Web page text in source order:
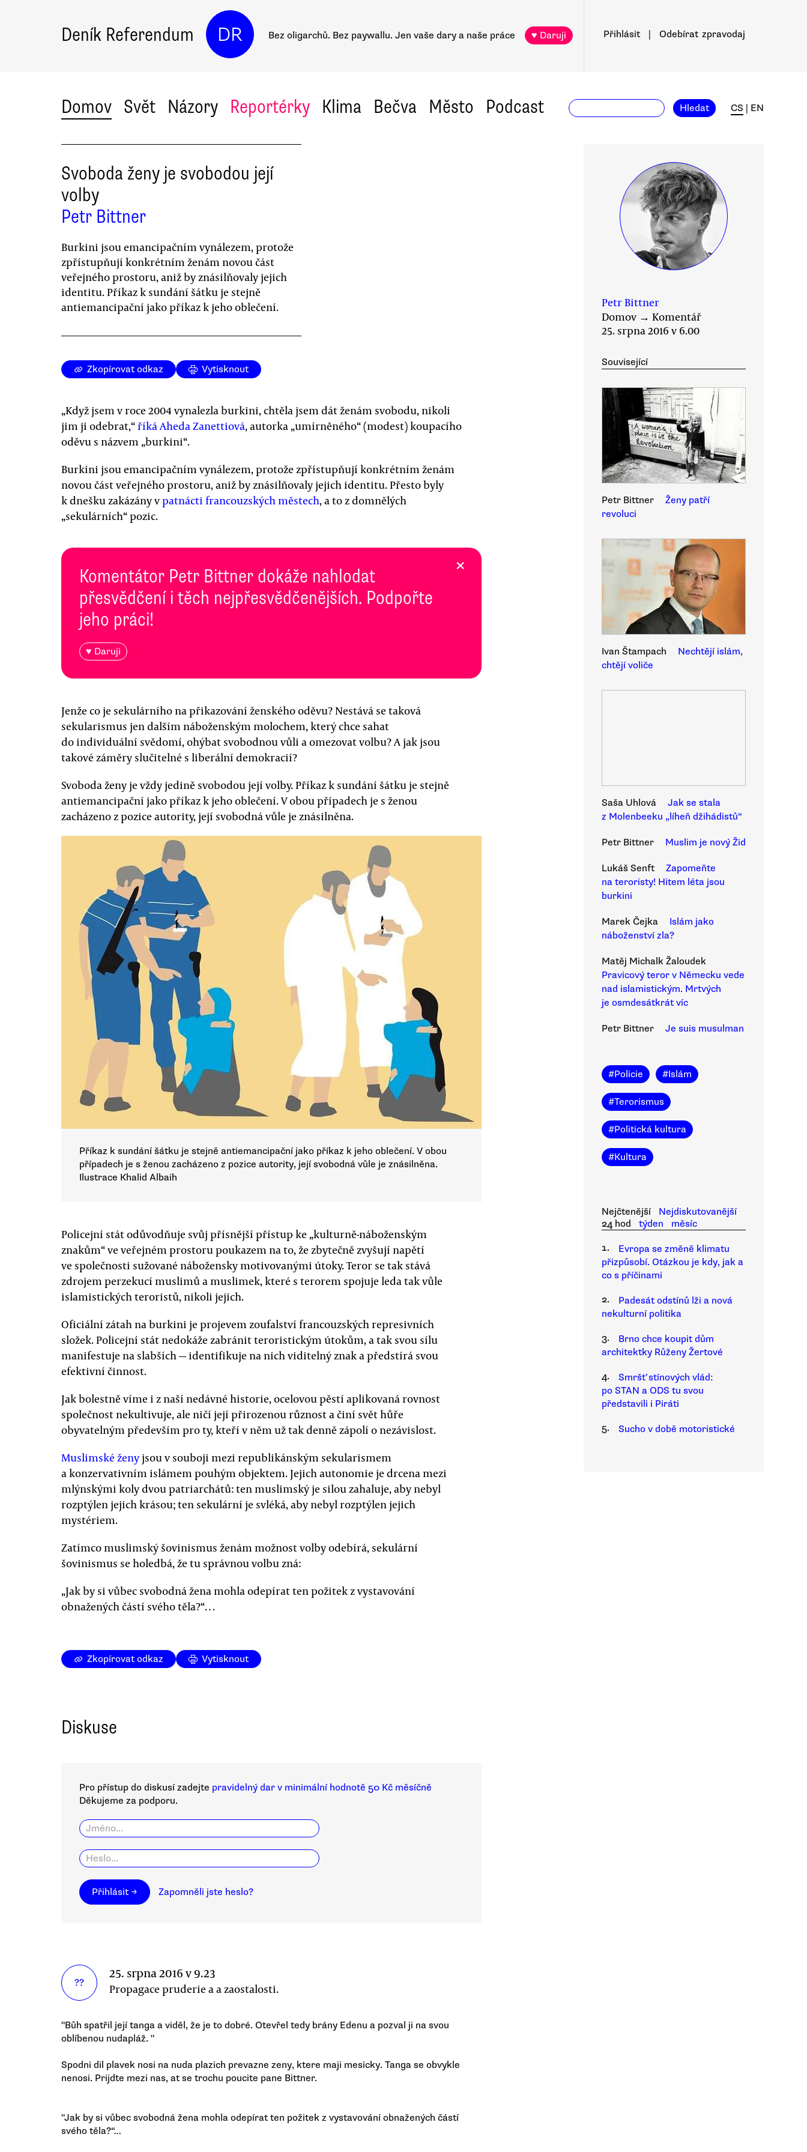
Deník Referendum DR Bez oligarchů. Bez paywallu. Jen vaše dary a naše práce ♥ Daruji Přihlásit Odebírat zpravodaj
Domov Svět Názory Reportérky Klima Bečva Město Podcast Hledat CS EN
Svoboda ženy je svobodou její
volby
Petr Bittner
Burkini jsou emancipačním vynálezem, protože
zpřístupňují konkrétním ženám novou část
veřejného prostoru, aniž by znásilňovaly jejich
identitu. Příkaz k sundání šátku je stejně
antiemancipační jako příkaz k jeho oblečení.
Zkopírovat odkaz Vytisknout
„Když jsem v roce 2004 vynalezla burkini, chtěla jsem dát ženám svobodu, nikoli
jim ji odebrat,“říká Aheda Zanettiová, autorka „umírněného“ (modest) koupacího
oděvu s názvem „burkini“.
Burkini jsou emancipačním vynálezem, protože zpřístupňují konkrétním ženám
novou část veřejného prostoru, aniž by znásilňovaly jejich identitu. Přesto byly
k dnešku zakázány vpatnácti francouzských městech, a to z domnělých
„sekulárních“ pozic.
Komentátor Petr Bittner dokáže nahlodat
přesvědčení i těch nejpřesvědčenějších. Podpořte
jeho práci!
♥ Daruji
×
Jenže co je sekulárního na přikazování ženského oděvu? Nestává se taková
sekularismus jen dalším náboženským molochem, který chce sahat
do individuální svědomí, ohýbat svobodnou vůli a omezovat volbu? A jak jsou
takové záměry slučitelné s liberální demokracií?
Svoboda ženy je vždy jedině svobodou její volby. Příkaz k sundání šátku je stejně
antiemancipační jako příkaz k jeho oblečení. V obou případech je s ženou
zacházeno z pozice autority, její svobodná vůle je znásilněna.
Příkaz k sundání šátku je stejně antiemancipační jako příkaz k jeho oblečení. V obou
případech je s ženou zacházeno z pozice autority, její svobodná vůle je znásilněna.
Ilustrace Khalid Albaih
Policejní stát odůvodňuje svůj přísnější přístup ke „kulturně-náboženským
znakům“ ve veřejném prostoru poukazem na to, že zbytečně zvyšují napětí
ve společnosti sužované nábožensky motivovanými útoky. Teror se tak stává
zdrojem perzekucí muslimů a muslimek, které s terorem spojuje leda tak vůle
islamistických teroristů, nikoli jejich.
Oficiální zátah na burkini je projevem zoufalství francouzských represivních
složek. Policejní stát nedokáže zabránit teroristickým útokům, a tak svou sílu
manifestuje na slabších — identifikuje na nich viditelný znak a předstírá svou
efektivní činnost.
Jak bolestně víme i z naší nedávné historie, ocelovou pěstí aplikovaná rovnost
společnost nekultivuje, ale ničí její přirozenou různost a činí svět hůře
obyvatelným především pro ty, kteří v něm už tak denně zápolí o nezávislost.
Muslimské ženyjsou v souboji mezi republikánským sekularismem
a konzervativním islámem pouhým objektem. Jejich autonomie je drcena mezi
mlýnskými koly dvou patriarchátů: ten muslimský je silou zahaluje, aby nebyl
rozptýlen jejich krásou; ten sekulární je svléká, aby nebyl rozptýlen jejich
mystériem.
Zatímco muslimský šovinismus ženám možnost volby odebírá, sekulární
šovinismus se holedbá, že tu správnou volbu zná:
„Jak by si vůbec svobodná žena mohla odepírat ten požitek z vystavování
obnažených částí svého těla?“…
Petr Bittner
Domov → Komentář
25. srpna 2016 v 6.00
Související
Petr Bittner
Ženy patří
revoluci
Ivan Štampach
Nechtějí islám,
chtějí voliče
Saša Uhlová
Jak se stala
z Molenbeeku „líheň džihádistů“
Petr Bittner Muslim je nový Žid
Lukáš Senft
Zapomeňte
na teroristy! Hitem léta jsou
burkini
Marek Čejka
Islám jako
náboženství zla?
Matěj Michalk Žaloudek
Pravicový teror v Německu vede
nad islamistickým. Mrtvých
je osmdesátkrát víc
Petr Bittner Je suis musulman
#Policie #Islám
#Terorismus
#Politická kultura
#Kultura
Nejčtenější
Nejdiskutovanější
24 hod
týden
měsíc
1.
Evropa se změně klimatu
přizpůsobí. Otázkou je kdy, jak a
co s příčinami
2.
Padesát odstínů lži a nová
nekulturní politika
3.
Brno chce koupit dům
architektky Růženy Žertové
4.
Smršť stínových vlád:
po STAN a ODS tu svou
představili i Piráti
5.
Sucho v době motoristické
Zkopírovat odkaz Vytisknout
Diskuse
Pro přístup do diskusí zadejte pravidelný dar v minimální hodnotě 50 Kč měsíčně
Děkujeme za podporu.
Přihlásit → Zapomněli jste heslo?
??
25. srpna 2016 v 9.23
Propagace pruderie a a zaostalosti.
"Bůh spatřil její tanga a viděl, že je to dobré. Otevřel tedy brány Edenu a pozval ji na svou
oblíbenou nudapláž. "
Spodni dil plavek nosi na nuda plazich prevazne zeny, ktere maji mesicky. Tanga se obvykle
nenosi. Prijdte mezi nas, at se trochu poucite pane Bittner.
"Jak by si vůbec svobodná žena mohla odepírat ten požitek z vystavování obnažených částí
svého těla?“…